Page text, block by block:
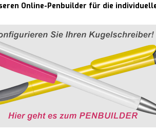
Online-Penbuilder für die